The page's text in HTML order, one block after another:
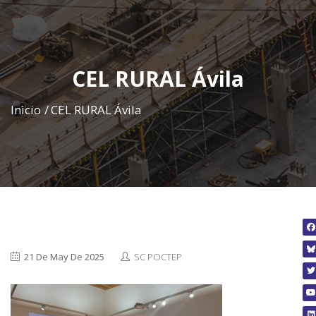
ES|PT |EN
geral
CEL RURAL Ávila
Inìcio CEL RURAL Ávila
21 De May De 2025 SC POCTEP